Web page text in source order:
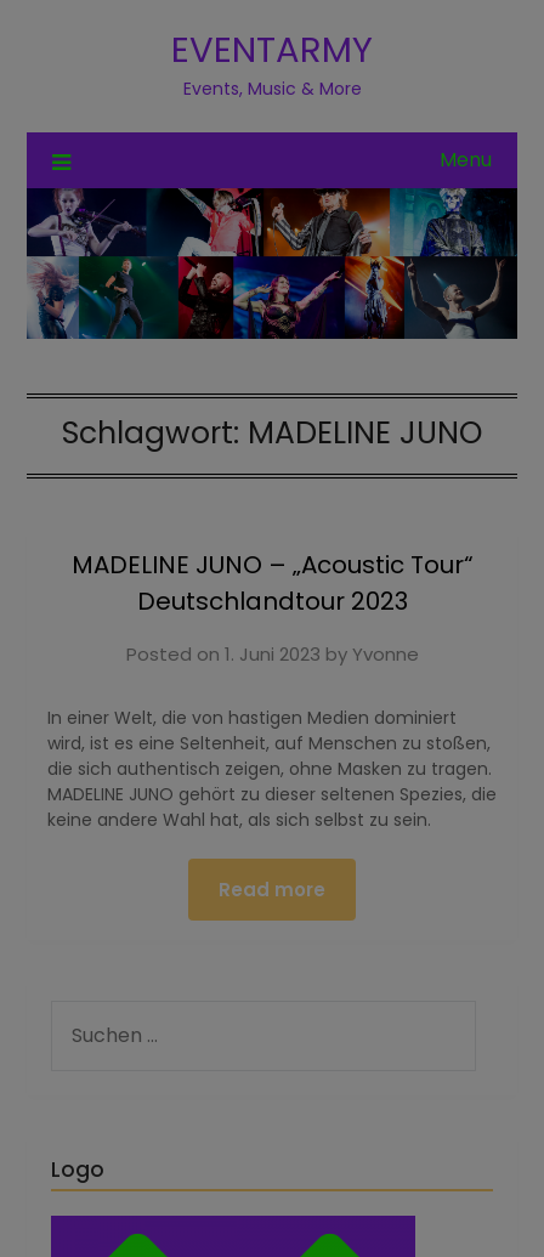
EVENTARMY
Events, Music & More
Menu
Schlagwort: MADELINE JUNO
MADELINE JUNO – „Acoustic Tour“
Deutschlandtour 2023
Posted on 1. Juni 2023 byYvonne
In einer Welt, die von hastigen Medien dominiert
wird, ist es eine Seltenheit, auf Menschen zu stoßen,
die sich authentisch zeigen, ohne Masken zu tragen.
MADELINE JUNO gehört zu dieser seltenen Spezies, die
keine andere Wahl hat, als sich selbst zu sein.
Read more
Logo